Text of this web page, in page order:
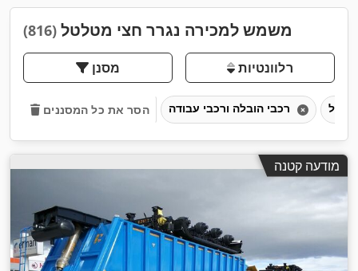
משמש למכירה נגרר חצי מטלטל (816)
מסנן רלוונטיות
הסר את כל המסננים
מודעה קטנה